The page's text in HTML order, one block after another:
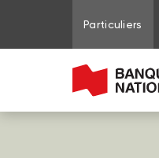
Aller au contenu de la
Aller au menu principal
Me connecter à mon
Particuliers